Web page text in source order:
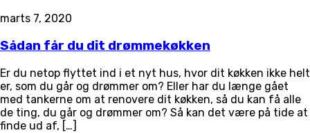
marts 7, 2020
Sådan får du dit drømmekøkken
Er du netop flyttet ind i et nyt hus, hvor dit køkken ikke helt
er, som du går og drømmer om? Eller har du længe gået
med tankerne om at renovere dit køkken, så du kan få alle
de ting, du går og drømmer om? Så kan det være på tide at
finde ud af, […]